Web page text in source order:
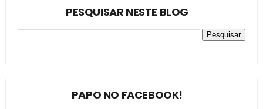
PESQUISAR NESTE BLOG
PAPO NO FACEBOOK!